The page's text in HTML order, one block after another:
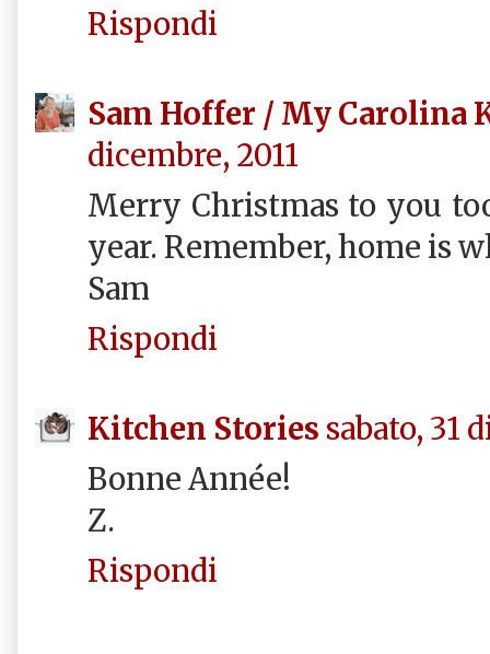
Rispondi
Sam Hoffer / My Carolina
dicembre, 2011
Merry Christmas to you
year. Remember, home is
Sam
Rispondi
Kitchen Stories sabato, 31
Bonne Année!
Z.
Rispondi